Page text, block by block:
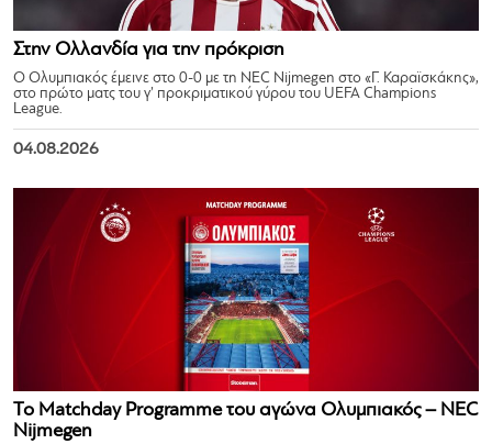
Στην Ολλανδία για την πρόκριση
Ο Ολυμπιακός έμεινε στο 0-0 με τη NEC Nijmegen στο «Γ. Καραϊσκάκης»,
στο πρώτο ματς του γ’ προκριματικού γύρου του UEFA Champions
League.
04.08.2026
Το Matchday Programme του αγώνα Ολυμπιακός – NEC
Nijmegen